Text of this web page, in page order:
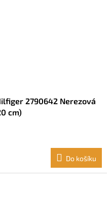
2790642 Nerezová
cm)
Do košíku